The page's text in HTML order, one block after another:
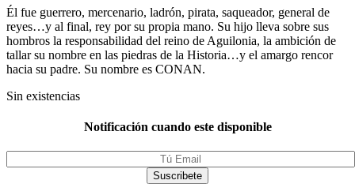
Él fue guerrero, mercenario, ladrón, pirata, saqueador, general de
reyes…y al final, rey por su propia mano. Su hijo lleva sobre sus
hombros la responsabilidad del reino de Aguilonia, la ambición de
tallar su nombre en las piedras de la Historia…y el amargo rencor
hacia su padre. Su nombre es CONAN.
Sin existencias
Notificación cuando este disponible